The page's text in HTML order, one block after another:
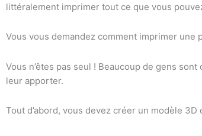
littéralement imprimer tout ce que vous
Vous vous demandez comment imprimer une
Vous n’êtes pas seul ! Beaucoup de gens
leur apporter.
Tout d’abord, vous devez créer un modèle